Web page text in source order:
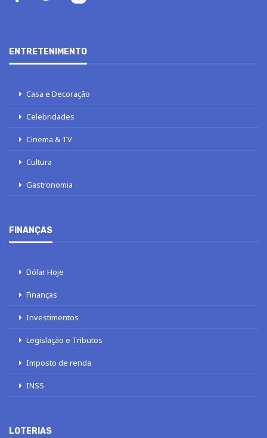
ENTRETENIMENTO
Casa e Decoração
Celebridades
Cinema & TV
Cultura
Gastronomia
FINANÇAS
Dólar Hoje
Finanças
Investimentos
Legislação e Tributos
Imposto de renda
INSS
LOTERIAS